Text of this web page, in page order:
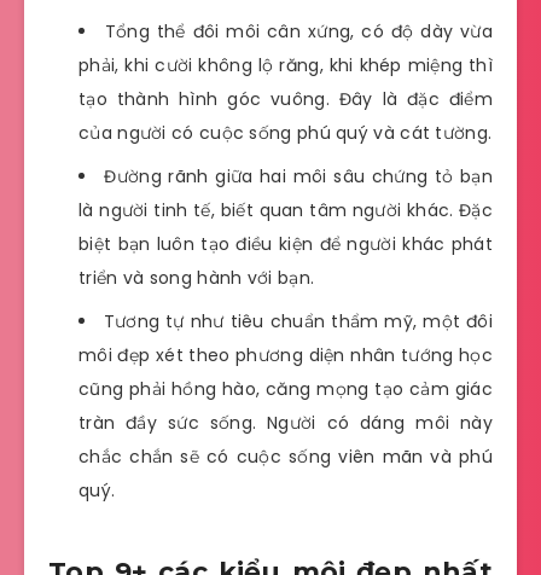
Tổng thể đôi môi cân xứng, có độ dày vừa
phải, khi cười không lộ răng, khi khép miệng thì
tạo thành hình góc vuông. Đây là đặc điểm
của người có cuộc sống phú quý và cát tường.
Đường rãnh giữa hai môi sâu chứng tỏ bạn
là người tinh tế, biết quan tâm người khác. Đặc
biệt bạn luôn tạo điều kiện để người khác phát
triển và song hành với bạn.
Tương tự như tiêu chuẩn thẩm mỹ, một đôi
môi đẹp xét theo phương diện nhân tướng học
cũng phải hồng hào, căng mọng tạo cảm giác
tràn đầy sức sống. Người có dáng môi này
chắc chắn sẽ có cuộc sống viên mãn và phú
quý.